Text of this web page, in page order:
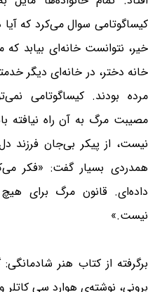
کیساگوتامی سوال می‌کرد که
خیر، نتوانست خانه‌ای بیابد
خانه دختر، در خانه‌ای دیگر
مرده بودند. کیساگوتامی
مصیبت مرگ به آن راه نیافته
نیست، از پیکر بی‌جان فرزند
همدردی بسیار گفت: «فکر
داده‌ای. قانون مرگ برای
نیست.»
برگرفته از کتاب هنر
برونی، نوشته‌ی هوارد سی کاتلر